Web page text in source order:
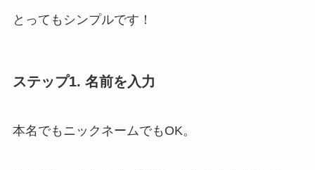
とってもシンプルです！
ステップ1. 名前を入力
本名でもニックネームでもOK。